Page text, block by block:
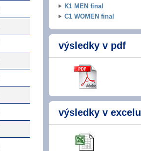
K1 MEN final
C1 WOMEN final
výsledky v pdf
výsledky v excelu